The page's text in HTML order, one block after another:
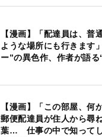
【漫画】「配達員は、普
ような場所にも行きます
ー”の異色作、作者が語る
【漫画】「この部屋、何
郵便配達員が住人から尋
葉… 仕事の中で知って